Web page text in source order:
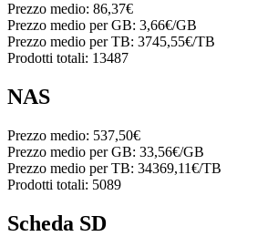
Prezzo medio: 86,37€
Prezzo medio per GB: 3,66€/GB
Prezzo medio per TB: 3745,55€/TB
Prodotti totali: 13487
NAS
Prezzo medio: 537,50€
Prezzo medio per GB: 33,56€/GB
Prezzo medio per TB: 34369,11€/TB
Prodotti totali: 5089
Scheda SD